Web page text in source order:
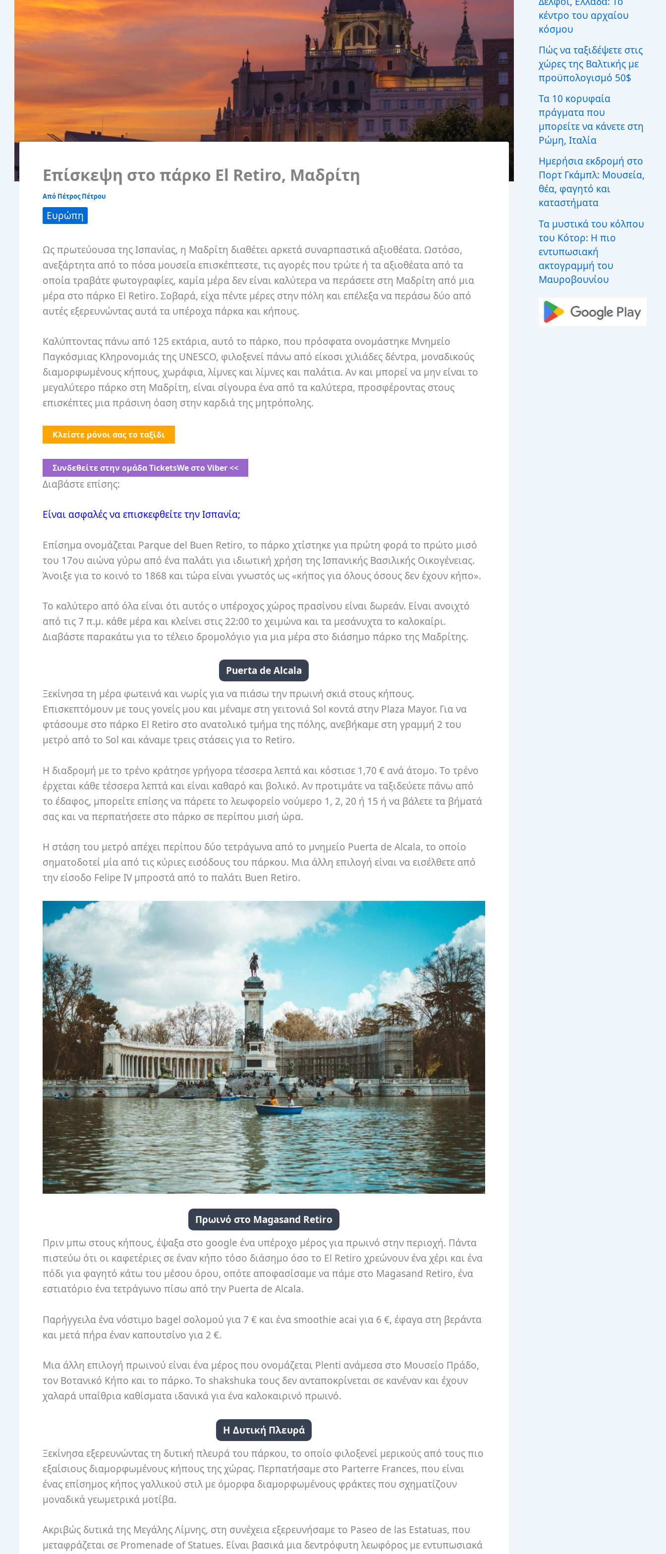
Επίσκεψη στο πάρκο El Retiro, Μαδρίτη
Από Πέτρος Πέτρου
Ευρώπη
Ως πρωτεύουσα της Ισπανίας, η Μαδρίτη διαθέτει αρκετά συναρπαστικά αξιοθέατα. Ωστόσο,
ανεξάρτητα από το πόσα μουσεία επισκέπτεστε, τις αγορές που τρώτε ή τα αξιοθέατα από τα
οποία τραβάτε φωτογραφίες, καμία μέρα δεν είναι καλύτερα να περάσετε στη Μαδρίτη από μια
μέρα στο πάρκο El Retiro. Σοβαρά, είχα πέντε μέρες στην πόλη και επέλεξα να περάσω δύο από
αυτές εξερευνώντας αυτά τα υπέροχα πάρκα και κήπους.
Καλύπτοντας πάνω από 125 εκτάρια, αυτό το πάρκο, που πρόσφατα ονομάστηκε Μνημείο
Παγκόσμιας Κληρονομιάς της UNESCO, φιλοξενεί πάνω από είκοσι χιλιάδες δέντρα, μοναδικούς
διαμορφωμένους κήπους, χωράφια, λίμνες και λίμνες και παλάτια. Αν και μπορεί να μην είναι το
μεγαλύτερο πάρκο στη Μαδρίτη, είναι σίγουρα ένα από τα καλύτερα, προσφέροντας στους
επισκέπτες μια πράσινη όαση στην καρδιά της μητρόπολης.
Κλείστε μόνοι σας το ταξίδι
Συνδεθείτε στην ομάδα ⁨TicketsWe⁩ στο Viber <<
Διαβάστε επίσης:
Είναι ασφαλές να επισκεφθείτε την Ισπανία;
Επίσημα ονομάζεται Parque del Buen Retiro, το πάρκο χτίστηκε για πρώτη φορά το πρώτο μισό
του 17ου αιώνα γύρω από ένα παλάτι για ιδιωτική χρήση της Ισπανικής Βασιλικής Οικογένειας.
Άνοιξε για το κοινό το 1868 και τώρα είναι γνωστός ως «κήπος για όλους όσους δεν έχουν κήπο».
Το καλύτερο από όλα είναι ότι αυτός ο υπέροχος χώρος πρασίνου είναι δωρεάν. Είναι ανοιχτό
από τις 7 π.μ. κάθε μέρα και κλείνει στις 22:00 το χειμώνα και τα μεσάνυχτα το καλοκαίρι.
Διαβάστε παρακάτω για το τέλειο δρομολόγιο για μια μέρα στο διάσημο πάρκο της Μαδρίτης.
Puerta de Alcala
Ξεκίνησα τη μέρα φωτεινά και νωρίς για να πιάσω την πρωινή σκιά στους κήπους.
Επισκεπτόμουν με τους γονείς μου και μέναμε στη γειτονιά Sol κοντά στην Plaza Mayor. Για να
φτάσουμε στο πάρκο El Retiro στο ανατολικό τμήμα της πόλης, ανεβήκαμε στη γραμμή 2 του
μετρό από το Sol και κάναμε τρεις στάσεις για το Retiro.
Η διαδρομή με το τρένο κράτησε γρήγορα τέσσερα λεπτά και κόστισε 1,70 € ανά άτομο. Το τρένο
έρχεται κάθε τέσσερα λεπτά και είναι καθαρό και βολικό. Αν προτιμάτε να ταξιδεύετε πάνω από
το έδαφος, μπορείτε επίσης να πάρετε το λεωφορείο νούμερο 1, 2, 20 ή 15 ή να βάλετε τα βήματά
σας και να περπατήσετε στο πάρκο σε περίπου μισή ώρα.
Η στάση του μετρό απέχει περίπου δύο τετράγωνα από το μνημείο Puerta de Alcala, το οποίο
σηματοδοτεί μία από τις κύριες εισόδους του πάρκου. Μια άλλη επιλογή είναι να εισέλθετε από
την είσοδο Felipe IV μπροστά από το παλάτι Buen Retiro.
Πρωινό στο Magasand Retiro
Πριν μπω στους κήπους, έψαξα στο google ένα υπέροχο μέρος για πρωινό στην περιοχή. Πάντα
πιστεύω ότι οι καφετέριες σε έναν κήπο τόσο διάσημο όσο το El Retiro χρεώνουν ένα χέρι και ένα
πόδι για φαγητό κάτω του μέσου όρου, οπότε αποφασίσαμε να πάμε στο Magasand Retiro, ένα
εστιατόριο ένα τετράγωνο πίσω από την Puerta de Alcala.
Παρήγγειλα ένα νόστιμο bagel σολομού για 7 € και ένα smoothie acai για 6 €, έφαγα στη βεράντα
και μετά πήρα έναν καπουτσίνο για 2 €.
Μια άλλη επιλογή πρωινού είναι ένα μέρος που ονομάζεται Plenti ανάμεσα στο Μουσείο Πράδο,
τον Βοτανικό Κήπο και το πάρκο. Το shakshuka τους δεν ανταποκρίνεται σε κανέναν και έχουν
χαλαρά υπαίθρια καθίσματα ιδανικά για ένα καλοκαιρινό πρωινό.
Η Δυτική Πλευρά
Ξεκίνησα εξερευνώντας τη δυτική πλευρά του πάρκου, το οποίο φιλοξενεί μερικούς από τους πιο
εξαίσιους διαμορφωμένους κήπους της χώρας. Περπατήσαμε στο Parterre Frances, που είναι
ένας επίσημος κήπος γαλλικού στιλ με όμορφα διαμορφωμένους φράκτες που σχηματίζουν
μοναδικά γεωμετρικά μοτίβα.
Ακριβώς δυτικά της Μεγάλης Λίμνης, στη συνέχεια εξερευνήσαμε το Paseo de las Estatuas, που
μεταφράζεται σε Promenade of Statues. Είναι βασικά μια δεντρόφυτη λεωφόρος με εντυπωσιακά
ι
α
κέντρο του αρχαίου
κόσμου
Πώς να ταξιδέψετε στις
χώρες της Βαλτικής με
προϋπολογισμό 50$
Τα 10 κορυφαία
πράγματα που
μπορείτε να κάνετε στη
Ρώμη, Ιταλία
Ημερήσια εκδρομή στο
Πορτ Γκάμπλ: Μουσεία,
θέα, φαγητό και
καταστήματα
Τα μυστικά του κόλπου
του Κότορ: Η πιο
εντυπωσιακή
ακτογραμμή του
Μαυροβουνίου